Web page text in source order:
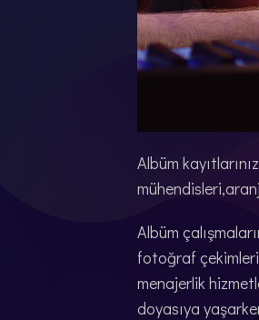
Albüm
Albüm
fotoğraf
menajerlik
doyasıya